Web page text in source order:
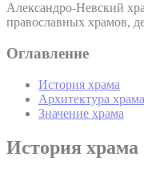
Александро-Невский
православных храмов,
Оглавление
История храма
Архитектура храма
Значение храма
История храма